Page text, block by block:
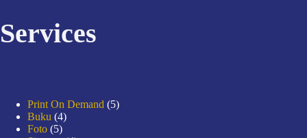
Services
Print On Demand
5
Buku 4
Foto 5